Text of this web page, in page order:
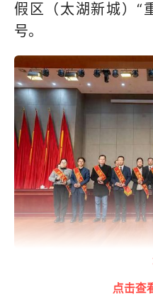
假区（太湖新城）“
号。
打开今日头
创新不辍，数字赋能
点击查